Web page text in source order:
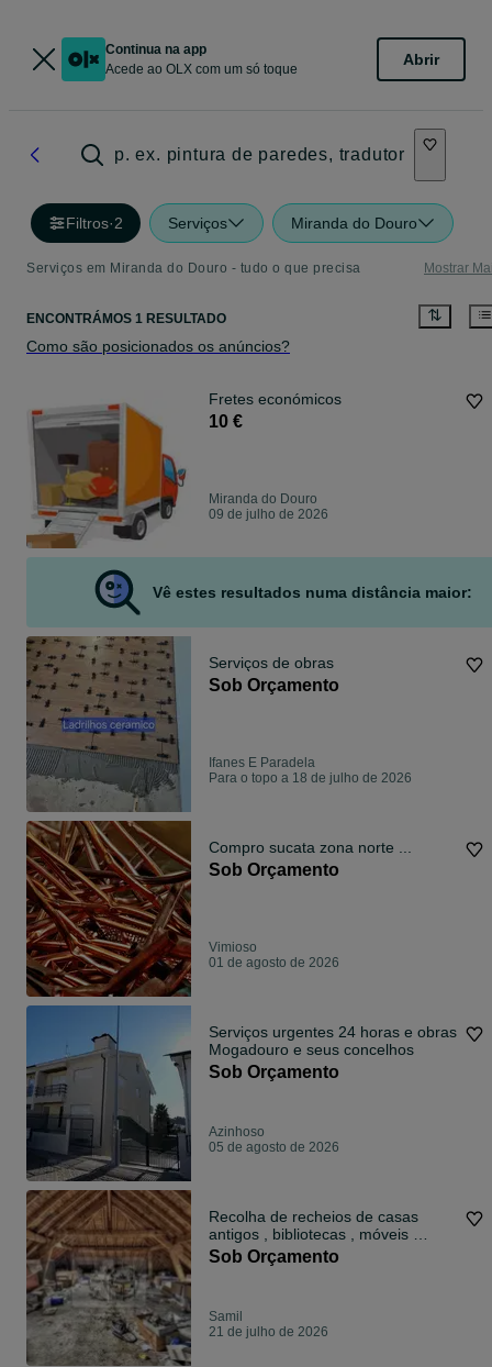
Continua na app
Acede ao OLX com um só toque
Abrir
p. ex. pintura de paredes, tradutor
Filtros·2 Serviços Miranda do Douro
Serviços em Miranda do Douro - tudo o que precisa Mostrar
ENCONTRÁMOS 1 RESULTADO
Como são posicionados os anúncios?
Fretes económicos
10 €
Miranda do Douro
09 de julho de 2026
Vê estes resultados numa distância maior:
Serviços de obras
Sob Orçamento
Ifanes E Paradela
Para o topo a 18 de julho de 2026
Compro sucata zona norte ...
Sob Orçamento
Vimioso
01 de agosto de 2026
Serviços urgentes 24 horas e obras
Mogadouro e seus concelhos
Sob Orçamento
Azinhoso
05 de agosto de 2026
Recolha de recheios de casas
antigos , bibliotecas , móveis …
Sob Orçamento
Samil
21 de julho de 2026